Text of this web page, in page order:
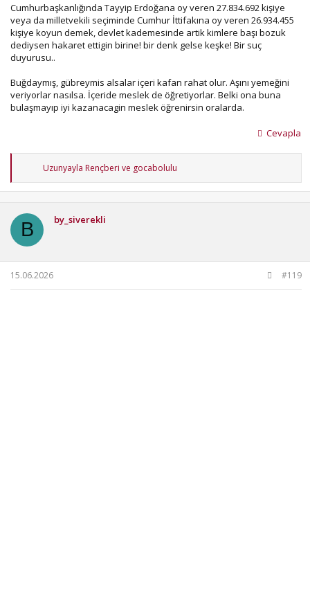
Cumhurbaşkanlığında Tayyip Erdoğana oy veren 27.834.692 kişiye
veya da milletvekili seçiminde Cumhur İttifakına oy veren 26.934.455
kişiye koyun demek, devlet kademesinde artik kimlere başı bozuk
dediysen hakaret ettigin birine! bir denk gelse keşke! Bir suç
duyurusu..
Buğdaymış, gübreymis alsalar içeri kafan rahat olur. Aşını yemeğini
veriyorlar nasılsa. İçeride meslek de öğretiyorlar. Belki ona buna
bulaşmayıp iyi kazanacagin meslek öğrenirsin oralarda.
Cevapla
T
p
l
e
Uzunyayla Rençberi ve gocabolulu
B by_siverekli
15.06.2026 #119